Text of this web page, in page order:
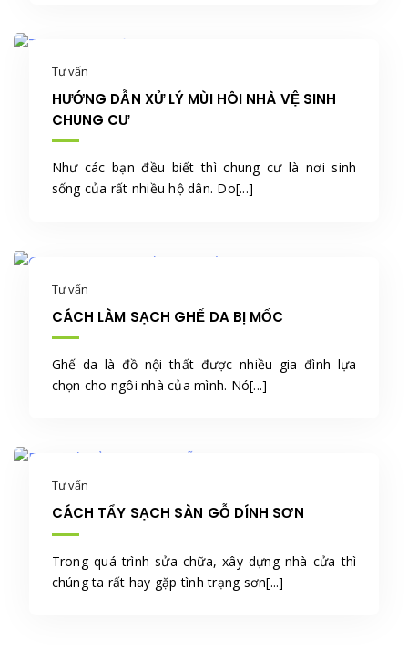
Tư vấn
HƯỚNG DẪN XỬ LÝ MÙI HÔI NHÀ VỆ SINH
CHUNG CƯ
Như các bạn đều biết thì chung cư là nơi sinh
sống của rất nhiều hộ dân. Do[...]
Tư vấn
CÁCH LÀM SẠCH GHẾ DA BỊ MỐC
Ghế da là đồ nội thất được nhiều gia đình lựa
chọn cho ngôi nhà của mình. Nó[...]
Tư vấn
CÁCH TẨY SẠCH SÀN GỖ DÍNH SƠN
Trong quá trình sửa chữa, xây dựng nhà cửa thì
chúng ta rất hay gặp tình trạng sơn[...]